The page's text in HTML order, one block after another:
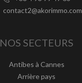
contact2@akorimmo.com
NOS SECTEURS
Antibes à Cannes
Arrière pays